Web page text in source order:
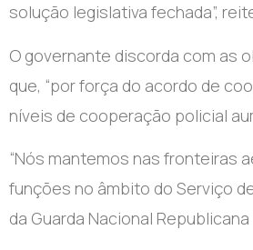
solução legislativa fechada”,
O governante discorda com as
que, “por força do acordo de
níveis de cooperação policial
“Nós mantemos nas fronteiras
funções no âmbito do Serviço
da Guarda Nacional